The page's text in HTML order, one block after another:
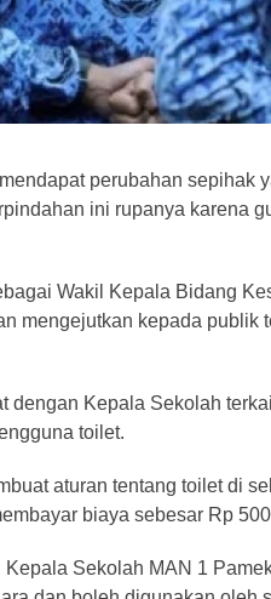
perubahan sepihak
ini rupanya karena
Wakil Kepala Bidang
mengejutkan kepada publik
dengan Kepala Sekolah
toilet.
aturan tentang toilet di
biaya sebesar Rp
Sekolah MAN 1